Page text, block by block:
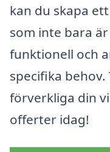
kan du skapa
som inte bara
funktionell och
specifika
förverkliga din
offerter idag!